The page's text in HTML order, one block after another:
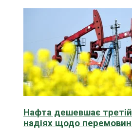
Нафта дешевшає
надіях щодо